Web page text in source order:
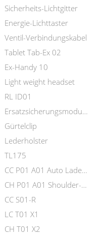
Sicherheits-Lichtgitter
Energie-Lichttaster
Ventil-Verbindungskabel
Tablet Tab-Ex 02
Ex-Handy 10
Light weight headset
RL ID01
Ersatzsicherungsmodul 440mA
Gürtelclip
Lederholster
TL175
CC P01 A01 Auto Ladegerät
CH P01 A01 Shoulder-Strap
CC S01-R
LC T01 X1
CH T01 X2